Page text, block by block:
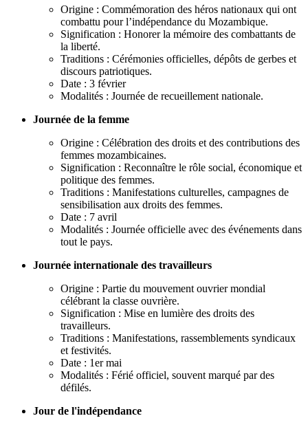
Origine : Commémoration des héros nationaux qui ont
combattu pour l’indépendance du Mozambique.
Signification : Honorer la mémoire des combattants de
la liberté.
Traditions : Cérémonies officielles, dépôts de gerbes et
discours patriotiques.
Date : 3 février
Modalités : Journée de recueillement nationale.
Journée de la femme
Origine : Célébration des droits et des contributions des
femmes mozambicaines.
Signification : Reconnaître le rôle social, économique et
politique des femmes.
Traditions : Manifestations culturelles, campagnes de
sensibilisation aux droits des femmes.
Date : 7 avril
Modalités : Journée officielle avec des événements dans
tout le pays.
Journée internationale des travailleurs
Origine : Partie du mouvement ouvrier mondial
célébrant la classe ouvrière.
Signification : Mise en lumière des droits des
travailleurs.
Traditions : Manifestations, rassemblements syndicaux
et festivités.
Date : 1er mai
Modalités : Férié officiel, souvent marqué par des
défilés.
Jour de l'indépendance